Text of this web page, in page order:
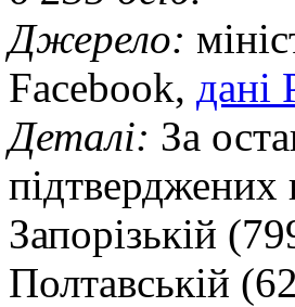
Джерело:
Facebook,
Деталі: За
підтверджених
Запорізькій
Полтавській